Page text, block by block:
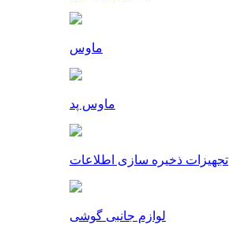
ماوس
ماوس پد
تجهیزات ذخیره سازی اطلاعات
لوازم جانبی گوشی